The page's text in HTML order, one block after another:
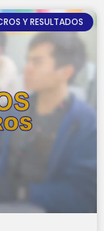
Y RESULTADOS